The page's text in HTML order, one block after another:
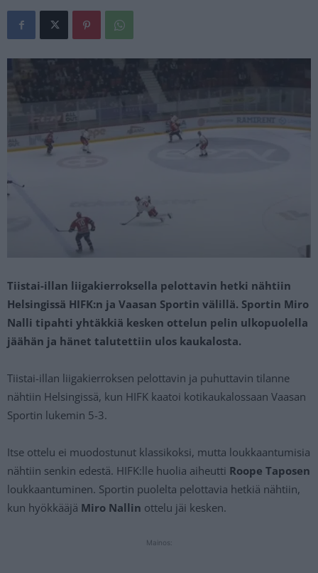
Tiistai-illan liigakierroksella pelottavin hetki nähtiin
Helsingissä HIFK:n ja Vaasan Sportin välillä. Sportin Miro
Nalli tipahti yhtäkkiä kesken ottelun pelin ulkopuolella
jäähän ja hänet talutettiin ulos kaukalosta.
Tiistai-illan liigakierroksen pelottavin ja puhuttavin tilanne
nähtiin Helsingissä, kun HIFK kaatoi kotikaukalossaan Vaasan
Sportin lukemin 5-3.
Itse ottelu ei muodostunut klassikoksi, mutta loukkaantumisia
nähtiin senkin edestä. HIFK:lle huolia aiheutti Roope Taposen
loukkaantuminen. Sportin puolelta pelottavia hetkiä nähtiin,
kun hyökkääjä Miro Nallin ottelu jäi kesken.
Mainos: